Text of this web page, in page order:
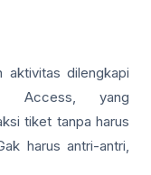
aktivitas dilengkapi
Access, yang
tiket tanpa harus
harus antri-antri,